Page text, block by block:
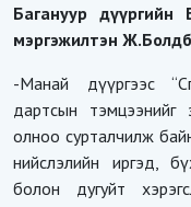
Багануур
мэргэжилтэн
-Манай дүүргээс
дартсын тэмцээнийг
олноо сурталчилж
нийслэлийн иргэд,
болон дугуйт